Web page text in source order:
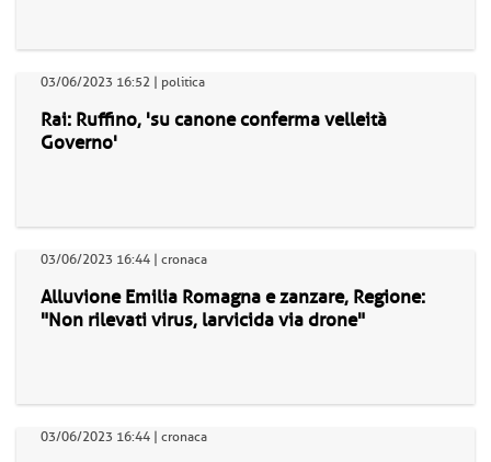
03/06/2023 16:52 | politica
Rai: Ruffino, 'su canone conferma velleità
Governo'
03/06/2023 16:44 | cronaca
Alluvione Emilia Romagna e zanzare, Regione:
"Non rilevati virus, larvicida via drone"
03/06/2023 16:44 | cronaca